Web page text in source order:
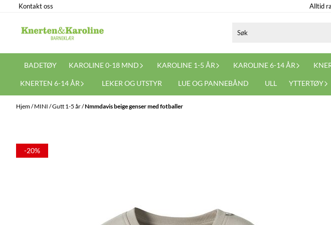
Hopp til innhold
Kontakt oss Alltid
BADETØY KAROLINE 0-18 MND KAROLINE 1-5 ÅR KAROLINE 6-14 ÅR
KNERTEN 6-14 ÅR LEKER OG UTSTYR LUE OG PANNEBÅND ULL YTTERTØY
Hjem/MINI /Gutt 1-5 år/Nmmdavis beige genser med fotballer
-20%